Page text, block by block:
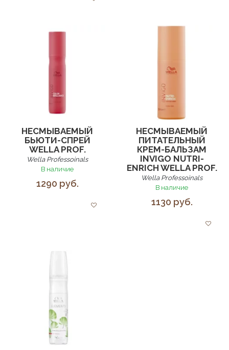
НЕСМЫВАЕМЫЙ
БЬЮТИ-СПРЕЙ
WELLA PROF.
Wella Professoinals
В наличие
1290 руб.
НЕСМЫВАЕМЫЙ
ПИТАТЕЛЬНЫЙ
КРЕМ-БАЛЬЗАМ
INVIGO NUTRI-
ENRICH WELLA PROF.
Wella Professoinals
В наличие
1130 руб.